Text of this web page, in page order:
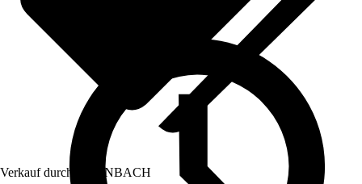
Verkauf durch: HORNBACH